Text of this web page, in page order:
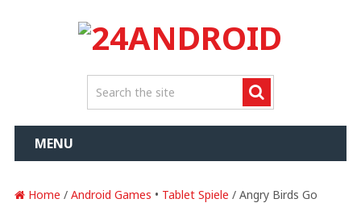
MENU
Home / Android Games • Tablet Spiele / Angry Birds Go